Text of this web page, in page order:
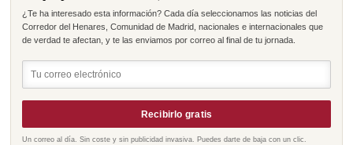
¿Te ha interesado esta información? Cada día seleccionamos las noticias del
Corredor del Henares, Comunidad de Madrid, nacionales e internacionales que
de verdad te afectan, y te las enviamos por correo al final de tu jornada.
Recibirlo gratis
Un correo al día. Sin coste y sin publicidad invasiva. Puedes darte de baja con un clic.